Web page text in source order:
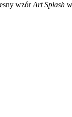
wzórArt Splash